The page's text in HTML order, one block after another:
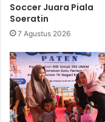
Soccer Juara Piala
Soeratin
7 Agustus 2026